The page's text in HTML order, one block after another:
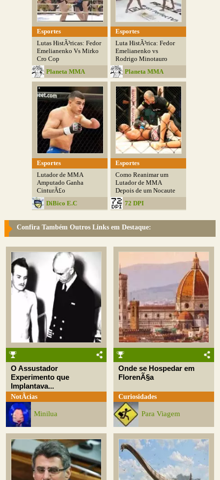
Esportes
Lutas HistÃ³ricas: Fedor
Emelianenko Vs Mirko
Cro Cop
Planeta MMA
Esportes
Luta HistÃ³rica: Fedor
Emelianenko vs
Rodrigo Minotauro
Planeta MMA
Esportes
Lutador de MMA
Amputado Ganha
CinturÃ£o
DiBico E.C
Esportes
Como Reanimar um
Lutador de MMA
Depois de um Nocaute
72 DPI
Confira Também Outros Links em Destaque:
O Assustador
Experimento que
Implantava...
NotÃ­cias
Minilua
Onde se Hospedar em
FlorenÃ§a
Curiosidades
Para Viagem